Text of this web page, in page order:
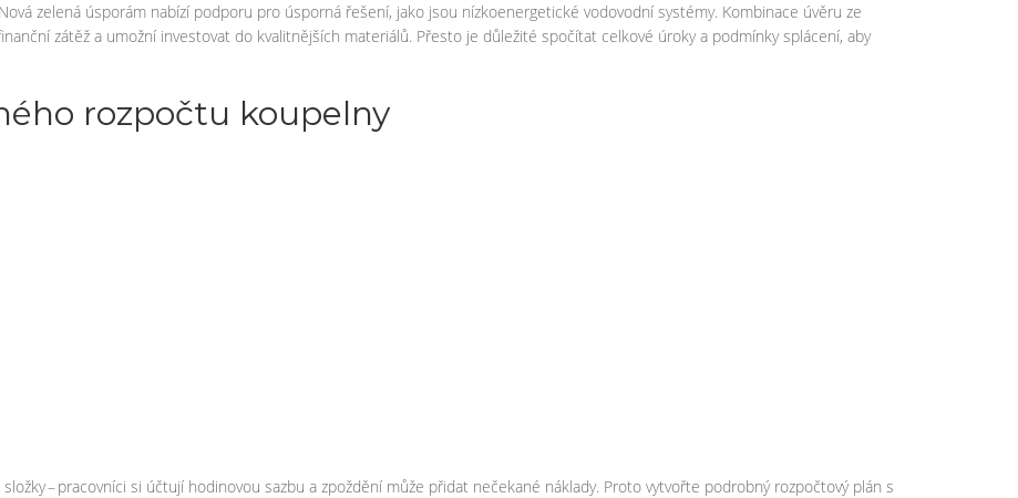
zelená úsporám nabízí podporu pro úsporná řešení, jako jsou nízkoenergetické vodovodní systémy. Kombinace úvěru ze
zátěž a umožní investovat do kvalitnějších materiálů. Přesto je důležité spočítat celkové úroky a podmínky splácení, aby
rozpočtu koupelny
– pracovníci si účtují hodinovou sazbu a zpoždění může přidat nečekané náklady. Proto vytvořte podrobný rozpočtový plán s